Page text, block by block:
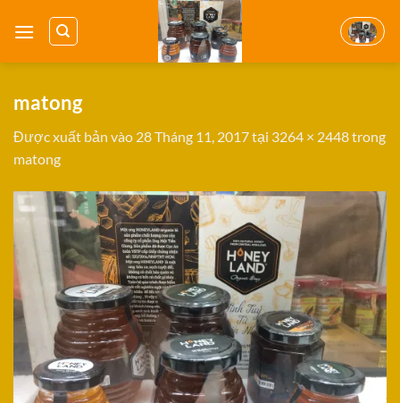
qua
matong
Được xuất bản vào 28 Tháng 11, 2017tại 3264 × 2448trong
matong